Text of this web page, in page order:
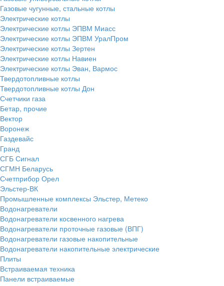
Газовые чугунные, стальные котлы
Электрические котлы
Электрические котлы ЭПВМ Миасс
Электрические котлы ЭПВМ УралПром
Электрические котлы Зертен
Электрические котлы Навиен
Электрические котлы Эван, Вармос
Твердотопливные котлы
Твердотопливные котлы Дон
Счетчики газа
Бетар, прочие
Вектор
Воронеж
Газдевайс
Гранд
СГБ Сигнал
СГМН Беларусь
Счетприбор Орел
Эльстер-ВК
Промышленные комплексы Эльстер, Метеко
Водонагреватели
Водонагреватели косвенного нагрева
Водонагреватели проточные газовые (ВПГ)
Водонагреватели газовые накопительные
Водонагреватели накопительные электрические
Плиты
Встраиваемая техника
Панели встраиваемые